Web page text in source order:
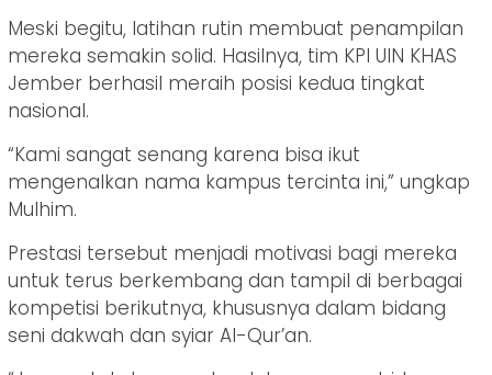
Meski begitu, latihan rutin membuat penampilan
mereka semakin solid. Hasilnya, tim KPI UIN KHAS
Jember berhasil meraih posisi kedua tingkat
nasional.
“Kami sangat senang karena bisa ikut
mengenalkan nama kampus tercinta ini,” ungkap
Mulhim.
Prestasi tersebut menjadi motivasi bagi mereka
untuk terus berkembang dan tampil di berbagai
kompetisi berikutnya, khususnya dalam bidang
seni dakwah dan syiar Al-Qur’an.